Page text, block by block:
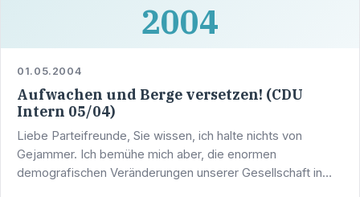
2004
01.05.2004
Aufwachen und Berge versetzen! (CDU
Intern 05/04)
Liebe Parteifreunde, Sie wissen, ich halte nichts von
Gejammer. Ich bemühe mich aber, die enormen
demografischen Veränderungen unserer Gesellschaft in